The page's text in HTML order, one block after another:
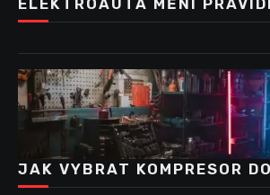
JAK VYBRAT KOMPRESOR